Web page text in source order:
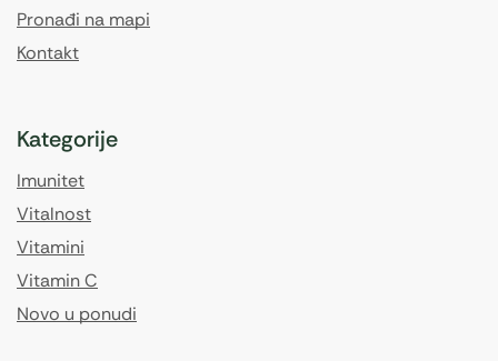
Pronađi na mapi
Kontakt
Kategorije
Imunitet
Vitalnost
Vitamini
Vitamin C
Novo u ponudi